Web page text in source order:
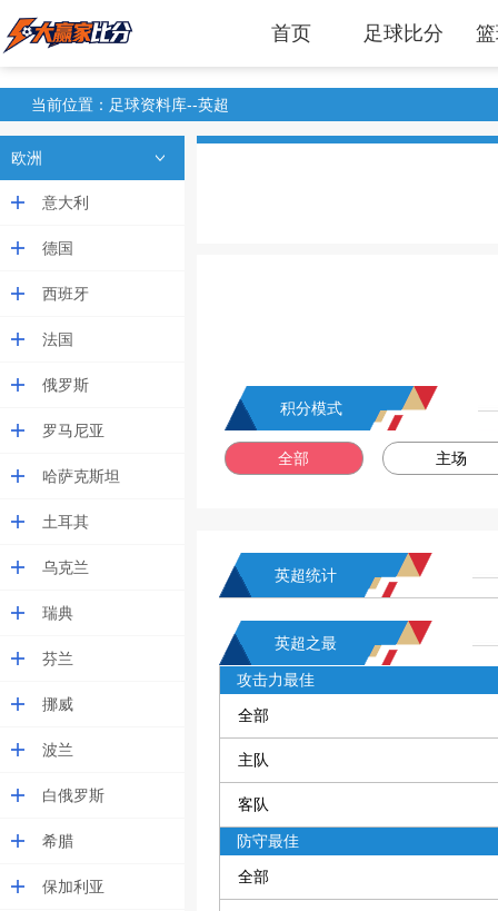
首页 足球比分
当前位置：足球资料库--英超
欧洲
意大利
德国
西班牙
法国
俄罗斯
罗马尼亚
哈萨克斯坦
土耳其
乌克兰
瑞典
芬兰
挪威
波兰
白俄罗斯
希腊
保加利亚
积分模式
全部 主场
英超统计
英超之最
攻击力最佳
全部
主队
客队
防守最佳
全部